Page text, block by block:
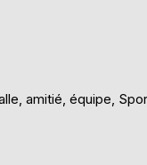
amitié, équipe,